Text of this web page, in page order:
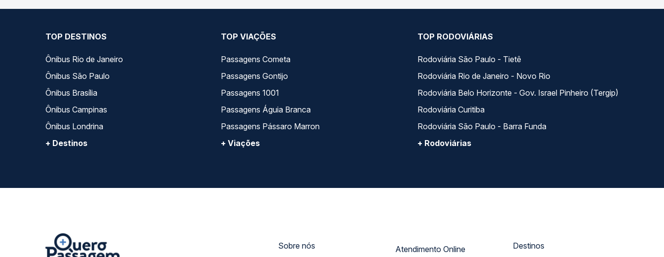
TOP DESTINOS
Ônibus Rio de Janeiro
Ônibus São Paulo
Ônibus Brasília
Ônibus Campinas
Ônibus Londrina
+ Destinos
TOP VIAÇÕES
Passagens Cometa
Passagens Gontijo
Passagens 1001
Passagens Águia Branca
Passagens Pássaro Marron
+ Viações
TOP RODOVIÁRIAS
Rodoviária São Paulo - Tietê
Rodoviária Rio de Janeiro - Novo Rio
Rodoviária Belo Horizonte - Gov. Israel Pinheiro (Tergip)
Rodoviária Curitiba
Rodoviária São Paulo - Barra Funda
+ Rodoviárias
Sobre nós
Atendimento Online
Destinos